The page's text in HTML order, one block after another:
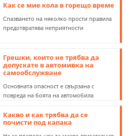
Как се мие кола в горещо време
Спазването на няколко прости правила
предотвратява неприятности
Грешки, които не трябва да
допускате в автомивка на
самообслужване
Основната опасност е свързана с
повреда на боята на автомобила
Какво и как трябва да се
почисти под капака